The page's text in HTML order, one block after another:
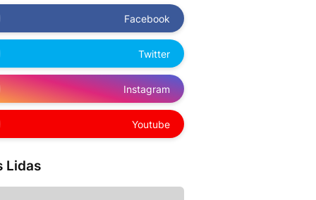
Facebook
Twitter
Instagram
Youtube
Lidas